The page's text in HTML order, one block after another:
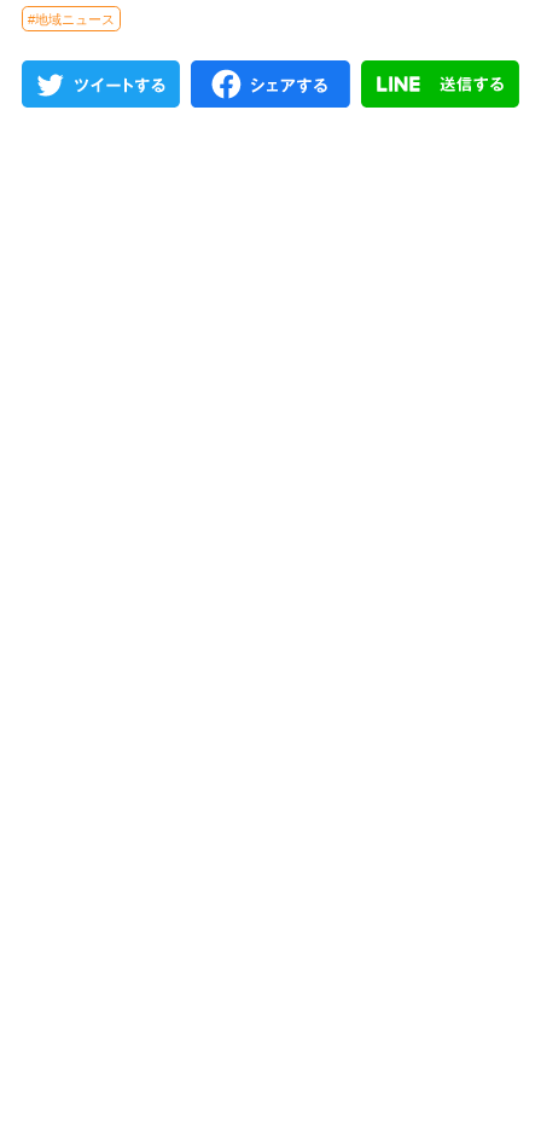
#地域ニュース